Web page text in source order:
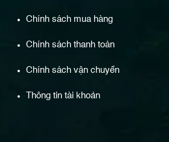
Chính sách mua hàng
Chính sách thanh toán
Chính sách vận chuyển
Thông tin tài khoản